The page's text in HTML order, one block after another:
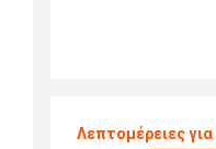
Λεπτομέρειες